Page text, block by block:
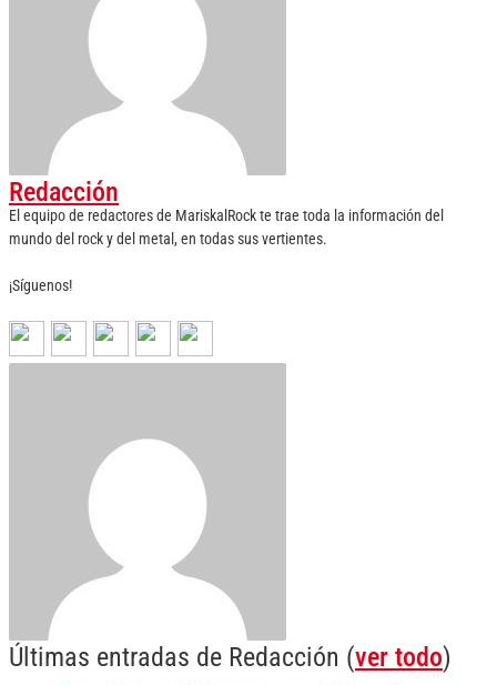
Redacción
El equipo de redactores de MariskalRock te trae toda la información del
mundo del rock y del metal, en todas sus vertientes.
¡Síguenos!
Últimas entradas de Redacción (ver todo)